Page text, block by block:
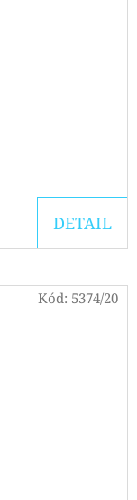
DETAIL
Kód: 5374/20